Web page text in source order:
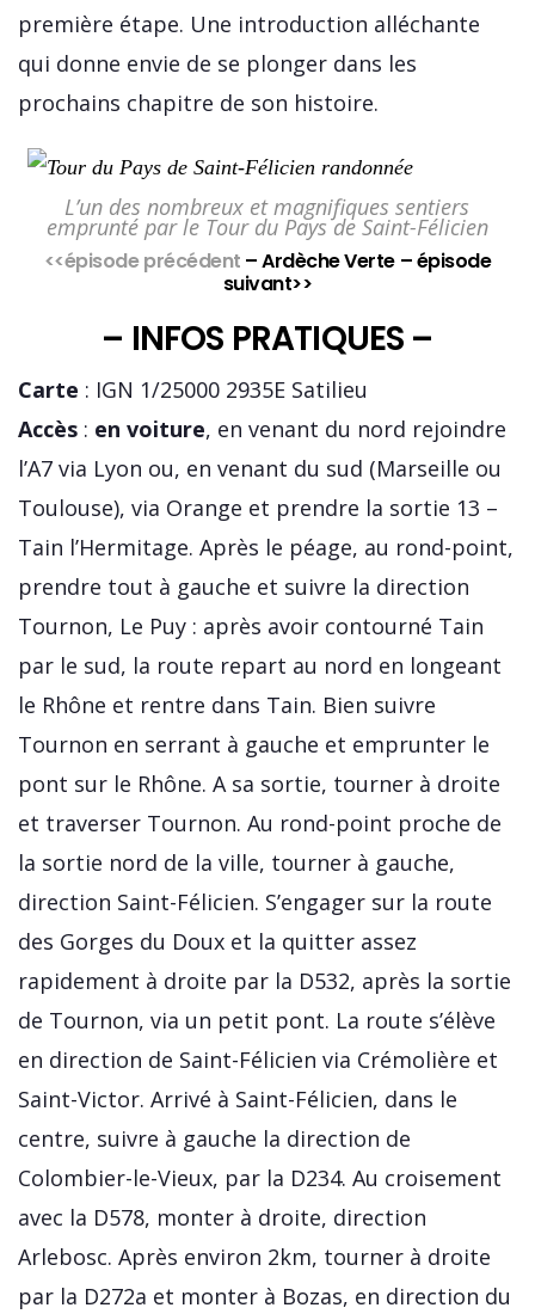
première étape. Une introduction alléchante
qui donne envie de se plonger dans les
prochains chapitre de son histoire.
L’un des nombreux et magnifiques sentiers
emprunté par le Tour du Pays de Saint-Félicien
<<épisode précédent – Ardèche Verte –épisode
suivant>>
– INFOS PRATIQUES –
Carte : IGN 1/25000 2935E Satilieu
Accès : en voiture, en venant du nord rejoindre
l’A7 via Lyon ou, en venant du sud (Marseille ou
Toulouse), via Orange et prendre la sortie 13 –
Tain l’Hermitage. Après le péage, au rond-point,
prendre tout à gauche et suivre la direction
Tournon, Le Puy : après avoir contourné Tain
par le sud, la route repart au nord en longeant
le Rhône et rentre dans Tain. Bien suivre
Tournon en serrant à gauche et emprunter le
pont sur le Rhône. A sa sortie, tourner à droite
et traverser Tournon. Au rond-point proche de
la sortie nord de la ville, tourner à gauche,
direction Saint-Félicien. S’engager sur la route
des Gorges du Doux et la quitter assez
rapidement à droite par la D532, après la sortie
de Tournon, via un petit pont. La route s’élève
en direction de Saint-Félicien via Crémolière et
Saint-Victor. Arrivé à Saint-Félicien, dans le
centre, suivre à gauche la direction de
Colombier-le-Vieux, par la D234. Au croisement
avec la D578, monter à droite, direction
Arlebosc. Après environ 2km, tourner à droite
par la D272a et monter à Bozas, en direction du